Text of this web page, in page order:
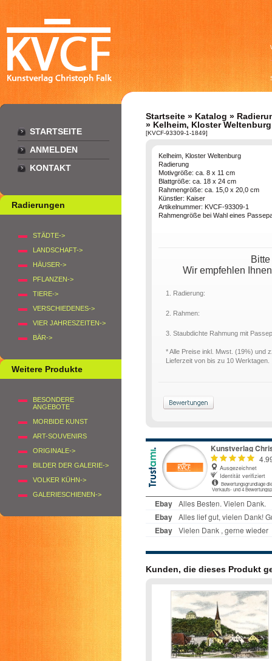
STARTSEITE
ANMELDEN
KONTAKT
Radierungen
STÄDTE->
LANDSCHAFT->
HÄUSER->
PFLANZEN->
TIERE->
VERSCHIEDENES->
VIER JAHRESZEITEN->
BÄR->
Weitere Produkte
BESONDERE
ANGEBOTE
MORBIDE KUNST
ART-SOUVENIRS
ORIGINALE->
BILDER DER GALERIE->
VOLKER KÜHN->
GALERIESCHIENEN->
Startseite » Katalog »
» Kelheim, Kloster Weltenburg
[KVCF-93309-1-1849]
Kelheim, Kloster Weltenburg
Radierung
Motivgröße: ca. 8 x 11 cm
Blattgröße: ca. 18 x 24 cm
Rahmengröße: ca. 15,0 x 20,0 cm
Künstler: Kaiser
Artikelnummer: KVCF-93309-1
Rahmengröße bei Wahl eines
Wir empfehlen
1. Radierung:
2. Rahmen:
3. Staubdichte Rahmung mit
* Alle Preise inkl. Mwst. (19%) und
Lieferzeit von bis zu 10 Werktagen.
Kunden, die dieses Produkt